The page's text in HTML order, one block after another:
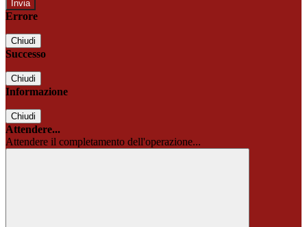
Errore
Chiudi
Successo
Chiudi
Informazione
Chiudi
Attendere...
Attendere il completamento dell'operazione...